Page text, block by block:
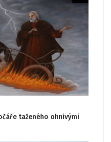
taženého ohnivými